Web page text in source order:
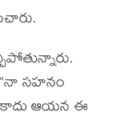
సహనం
ఆయన ఈ